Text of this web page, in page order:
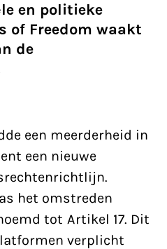
en politieke
of Freedom waakt
de
een meerderheid in
een nieuwe
het omstreden
tot Artikel 17. Dit
verplicht